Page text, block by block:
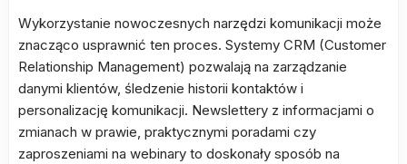
Wykorzystanie nowoczesnych narzędzi komunikacji może
znacząco usprawnić ten proces. Systemy CRM (Customer
Relationship Management) pozwalają na zarządzanie
danymi klientów, śledzenie historii kontaktów i
personalizację komunikacji. Newslettery z informacjami o
zmianach w prawie, praktycznymi poradami czy
zaproszeniami na webinary to doskonały sposób na